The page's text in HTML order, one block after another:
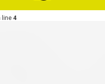
line 4